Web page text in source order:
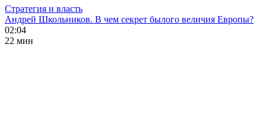
Стратегия и власть
Андрей Школьников. В чем секрет былого величия Европы?
02:04
22 мин